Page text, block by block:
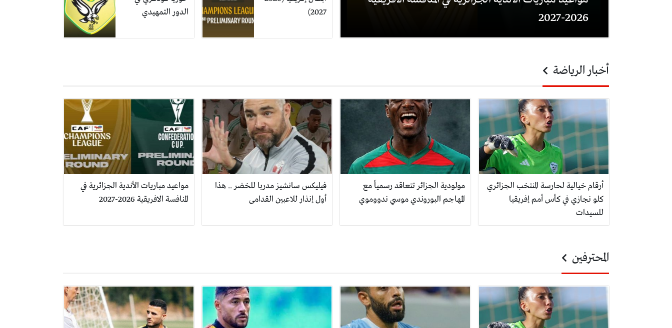
2026-2027
2027)
الدور التمهيدي
أخبار الرياضة
أرقام خيالية لحارسة المنتخب الجزائري
كلو نجازي في كأس أمم إفريقيا
للسيدات
مولودية الجزائر تتعاقد رسمياً مع
المهاجم البوروندي موسي ندووموي
فيليكس سانشيز مدربا للخضر .. هذا
أول إنذار للاعبين القدامى
مواعيد مباريات الأندية الجزائرية في
المنافسة الافريقية 2026-2027
المحترفين